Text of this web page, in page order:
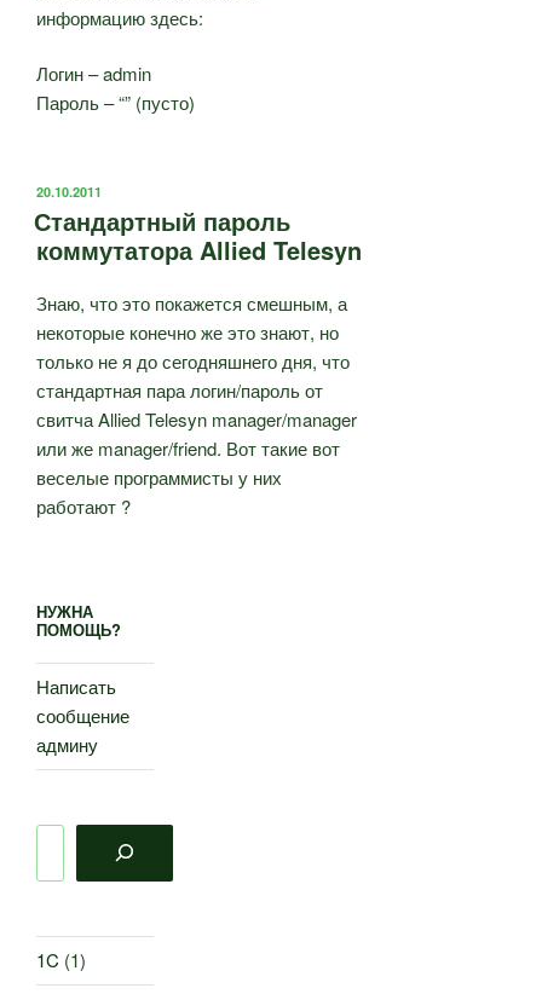
информацию здесь:
Логин – admin
Пароль – “” (пусто)
ОПУБЛИКОВАНО
20.10.2011
Стандартный пароль
коммутатора Allied Telesyn
Знаю, что это покажется смешным, а
некоторые конечно же это знают, но
только не я до сегодняшнего дня, что
стандартная пара логин/пароль от
свитча Allied Telesyn manager/manager
или же manager/friend. Вот такие вот
веселые программисты у них
работают ?
НУЖНА
ПОМОЩЬ?
Написать
сообщение
админу
1C (1)